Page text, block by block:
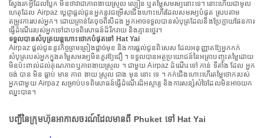
ស្វែងរកអ្វីដែលប្លែក មិនថាវាជាភាពងាយស្រួល ល្បឿន ឬតម្លៃសមរម្យនោះទេ។ នោះហើយជាមូល
ហេតុដែល Airpaz ប្តេជ្ញាផ្តល់ជូនអ្នកនូវជម្រើសជើងហោះហើរដែលសមរម្យបំផុត ស្របតាម
តម្រូវការរបស់អ្នក។ ដោយគ្រាន់តែចុចពីរបីដង អ្នកអាចទទួលបានសំបុត្រដែលនឹងប្រែក្លាយផែនការ
ធ្វើដំណើររបស់អ្នកទៅជាបទពិសោធន៍ដ៏រីករាយ និងគ្មានថ្នេរ។
ទទួលបានសំបុត្រយន្តហោះថោកបំផុតទៅ Hat Yai
Airpaz ផ្តល់ជូននូវកិច្ចព្រមព្រៀងផ្តាច់មុខ និងការផ្តល់ជូនពិសេស ដែលអនុញ្ញាតឱ្យអ្នកកក់
សំបុត្ររបស់អ្នកក្នុងតម្លៃសមរម្យមិនគួរឱ្យជឿ ។ ទទួលបានអត្ថប្រយោជន៍នៃអត្រាបញ្ចុះតម្លៃដោយ
មិនប៉ះពាល់ដល់គុណភាពឬភាពងាយស្រួល ។ ជាមួយ Airpaz ដំណើរ ទៅ កាន់ ទីតាំង ដែល អ្នក
ចង់ បាន មិន ធ្លាប់ មាន ភាព ងាយ ស្រួល ជាង មុន នោះ ទេ ។ កក់ជើងហោះហើរតម្លៃថោករបស់
អ្នកជាមួយ Airpaz សម្រាប់បទពិសោធន៍ធ្វើដំណើរដ៏អស្ចារ្យ និងការសន្សំសំចៃដែលមិនអាចយក
ឈ្នះបាន។
បញ្ជីនៃក្រុមហ៊ុនអាកាសចរណ៍ដែលមានពី Phuket ទៅ Hat Yai